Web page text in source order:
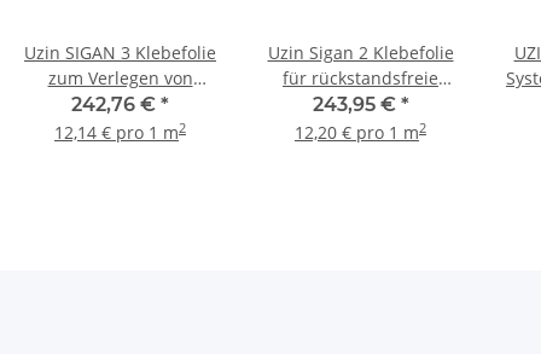
Uzin SIGAN 3 Klebefolie
zum Verlegen von
Teppich auf Parkett oder
Laminat 20m²
242,76 € *
12,14 € pro 1 m2
Uzin Sigan 2 Klebefolie
für rückstandsfreie
Belag auf Belag
Verklebung 20m²
243,95 € *
12,20 € pro 1 m2